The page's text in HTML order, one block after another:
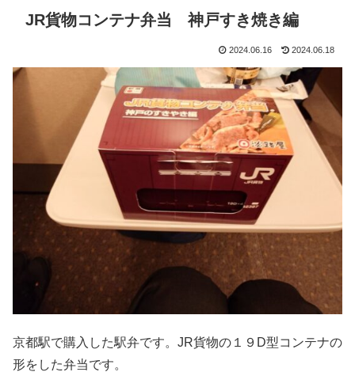
JR貨物コンテナ弁当 神戸すき焼き編
2024.06.16 2024.06.18
京都駅で購入した駅弁です。JR貨物の１９D型コンテナの
形をした弁当です。